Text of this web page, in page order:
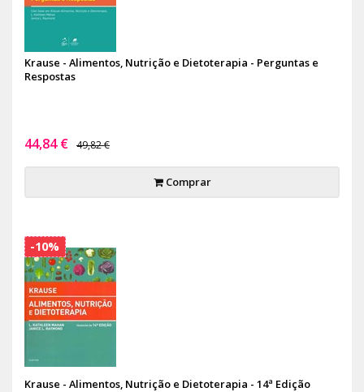
Krause - Alimentos, Nutrição e Dietoterapia - Perguntas e
Respostas
44,84 € 49,82 €
Comprar
Krause - Alimentos, Nutrição e Dietoterapia - 14ª Edição
-10%